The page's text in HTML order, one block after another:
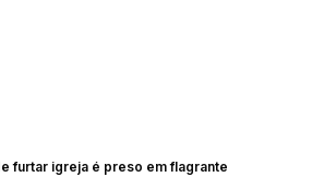
furtar igreja é preso em flagrante